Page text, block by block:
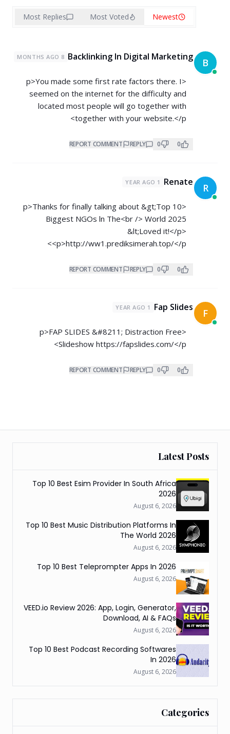
Newest
Most Voted
Most Replies
B
Backlinking In Digital Marketing
8 MONTHS AGO
<p>You made some first rate factors there. I
seemed on the internet for the difficulty and
located most people will go together with
together with your website.</p>
0
0
REPLY
REPORT COMMENT
R
Renate
1 YEAR AGO
<p>Thanks for finally talking about &gt;Top 10
Biggest NGOs ln The<br /> World 2025
&lt;Loved it!</p>
<p>http://ww1.prediksimerah.top/</p>
0
0
REPLY
REPORT COMMENT
F
Fap Slides
1 YEAR AGO
<p>FAP SLIDES &#8211; Distraction Free
Slideshow https://fapslides.com/</p>
0
0
REPLY
REPORT COMMENT
Latest Posts
Top 10 Best Esim Provider In South Africa
2026
August 6, 2026
Top 10 Best Music Distribution Platforms In
The World 2026
August 6, 2026
Top 10 Best Teleprompter Apps In 2026
August 6, 2026
VEED.io Review 2026: App, Login, Generator,
Download, AI & FAQs
August 6, 2026
Top 10 Best Podcast Recording Softwares
In 2026
August 6, 2026
Categories